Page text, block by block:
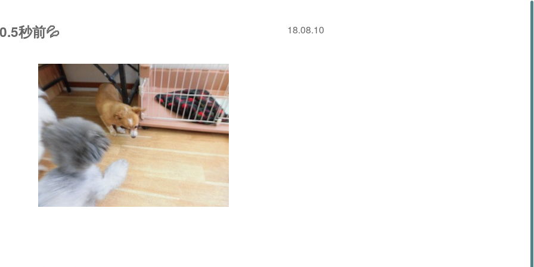
18.08.10
秒前💦